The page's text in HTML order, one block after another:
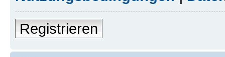
Registrieren